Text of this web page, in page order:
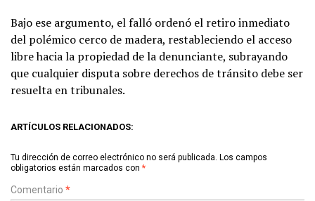
Bajo ese argumento, el falló ordenó el retiro inmediato
del polémico cerco de madera, restableciendo el acceso
libre hacia la propiedad de la denunciante, subrayando
que cualquier disputa sobre derechos de tránsito debe ser
resuelta en tribunales.
ARTÍCULOS RELACIONADOS:
Tu dirección de correo electrónico no será publicada. Los campos
obligatorios están marcados con *
Comentario *